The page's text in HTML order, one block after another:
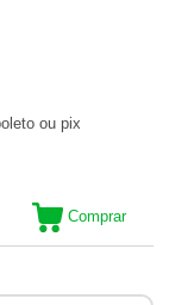
no boleto ou pix
Comprar